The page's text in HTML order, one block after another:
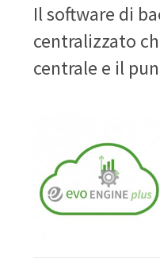
Il software di
centralizzato
centrale e il